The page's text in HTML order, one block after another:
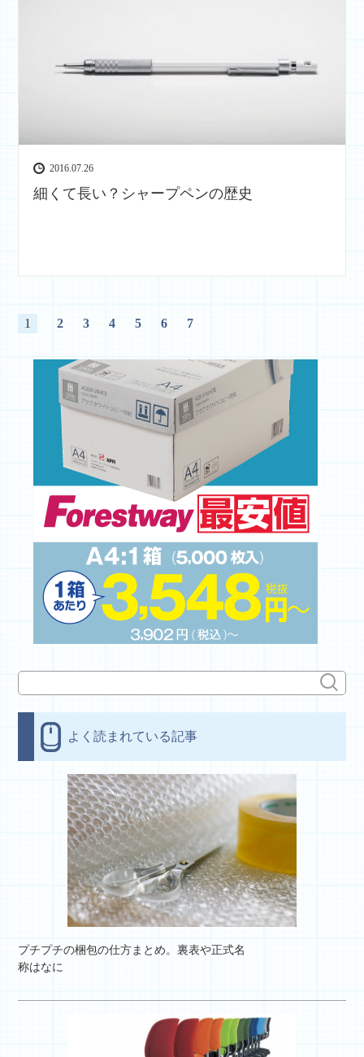
2016.07.26
細くて長い？シャープペンの歴史
1 2 3 4 5 6 7
よく読まれている記事
プチプチの梱包の仕方まとめ。裏表や正式名
称はなに